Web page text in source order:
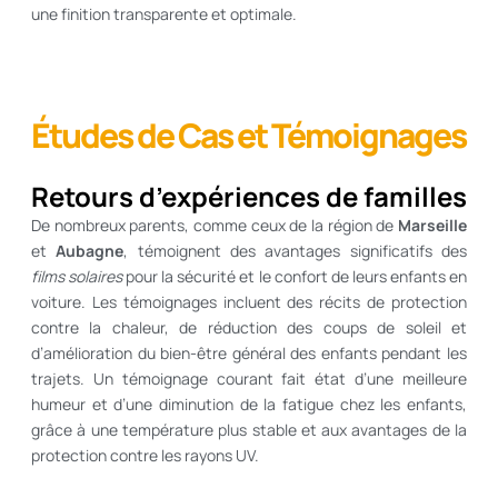
une finition transparente et optimale.
Études de Cas et Témoignages
Retours d’expériences de familles
De nombreux parents, comme ceux de la région de Marseille
etAubagne, témoignent des avantages significatifs des
films solairespour la sécurité et le confort de leurs enfants en
voiture. Les témoignages incluent des récits de protection
contre la chaleur, de réduction des coups de soleil et
d’amélioration du bien-être général des enfants pendant les
trajets. Un témoignage courant fait état d’une meilleure
humeur et d’une diminution de la fatigue chez les enfants,
grâce à une température plus stable et aux avantages de la
protection contre les rayons UV.